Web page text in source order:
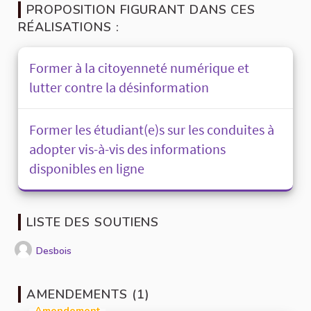
PROPOSITION FIGURANT DANS CES
RÉALISATIONS :
Former à la citoyenneté numérique et
lutter contre la désinformation
Former les étudiant(e)s sur les conduites à
adopter vis-à-vis des informations
disponibles en ligne
LISTE DES SOUTIENS
Desbois
AMENDEMENTS (1)